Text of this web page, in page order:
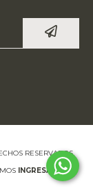
RESERVADOS.
INGRESÁ ACÁ.